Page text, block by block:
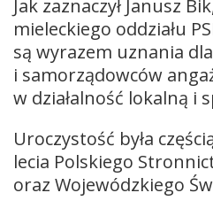
Jak zaznaczył Janusz
mieleckiego oddziału
są wyrazem uznania
i samorządowców
w działalność lokalną i
Uroczystość była
lecia Polskiego
oraz Wojewódzkiego